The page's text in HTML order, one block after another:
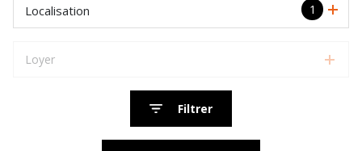
1
Localisation
Loyer
Filtrer